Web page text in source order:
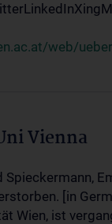
web/
Vienna
Spieckermann,
[in
Wien, ist